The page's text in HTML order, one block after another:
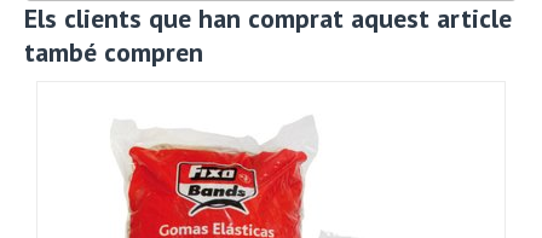
Els clients que han comprat aquest article
també compren